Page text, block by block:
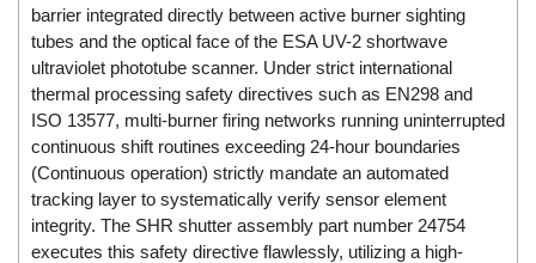
Dwyer
DYH
Dynisco
E+E ELEKTRONIK
E+H
E2S
Earthtech
barrier integrated directly between active burner sighting
tubes and the optical face of the ESA UV-2 shortwave
ultraviolet phototube scanner. Under strict international
thermal processing safety directives such as EN298 and
ISO 13577, multi-burner firing networks running uninterrupted
continuous shift routines exceeding 24-hour boundaries
(Continuous operation) strictly mandate an automated
tracking layer to systematically verify sensor element
integrity. The SHR shutter assembly part number 24754
executes this safety directive flawlessly, utilizing a high-